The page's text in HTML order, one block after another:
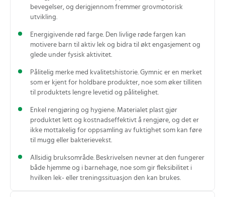
bevegelser, og derigjennom fremmer grovmotorisk
utvikling.
Energigivende rød farge. Den livlige røde fargen kan
motivere barn til aktiv lek og bidra til økt engasjement og
glede under fysisk aktivitet.
Pålitelig merke med kvalitetshistorie. Gymnic er en merket
som er kjent for holdbare produkter, noe som øker tilliten
til produktets lengre levetid og pålitelighet.
Enkel rengjøring og hygiene. Materialet plast gjør
produktet lett og kostnadseffektivt å rengjøre, og det er
ikke mottakelig for oppsamling av fuktighet som kan føre
til mugg eller bakterievekst.
Allsidig bruksområde. Beskrivelsen nevner at den fungerer
både hjemme og i barnehage, noe som gir fleksibilitet i
hvilken lek- eller treningssituasjon den kan brukes.